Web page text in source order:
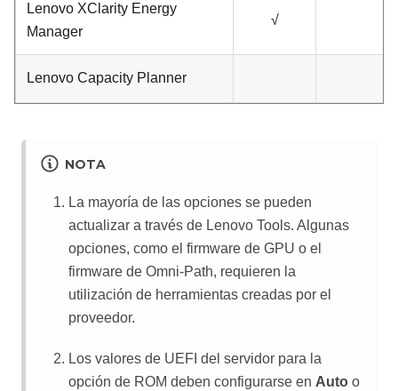
Lenovo XClarity Energy
Manager
√
Lenovo Capacity Planner
NOTA
La mayoría de las opciones se pueden
actualizar a través de Lenovo Tools. Algunas
opciones, como el firmware de GPU o el
firmware de Omni-Path, requieren la
utilización de herramientas creadas por el
proveedor.
Los valores de UEFI del servidor para la
opción de ROM deben configurarse en Auto o